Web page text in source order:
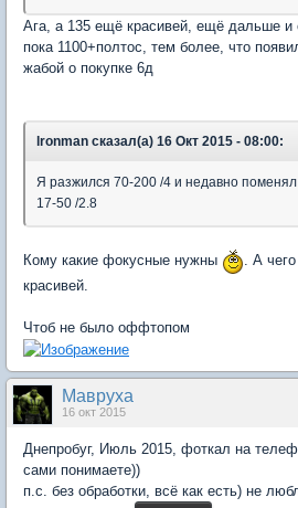
Ага, а 135 ещё красивей, ещё дальше и
пока 1100+полтос, тем более, что
жабой о покупке 6д
lronman сказал(а) 16 Окт 2015 - 08:00:
Я разжился 70-200 /4 и недавно
17-50 /2.8
Кому какие фокусные нужны
. А
красивей.
Чтоб не было оффтопом
Мавруха
16 окт 2015
Днепробуг, Июль 2015, фоткал на
сами понимаете))
п.с. без обработки, всё как есть) не